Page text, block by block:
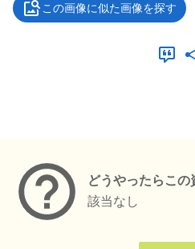
この画像に似た画像を探す
どうやったらこの
該当なし